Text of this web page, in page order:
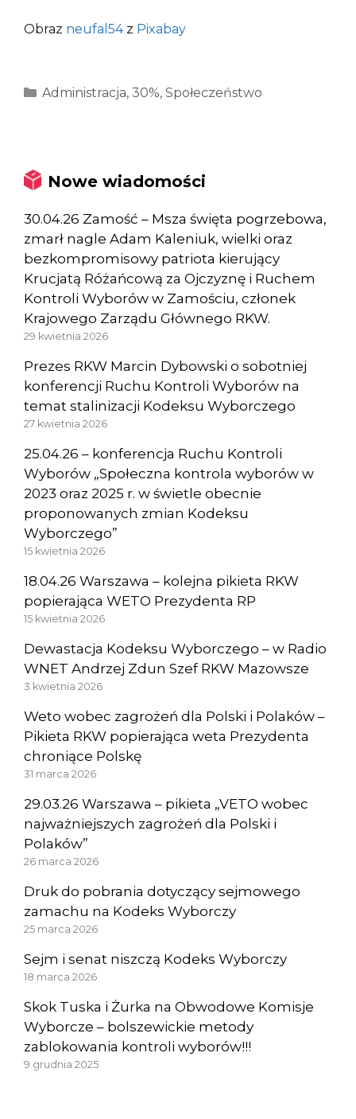
Obraz neufal54z Pixabay
Kategorie
Administracja, 30%, Społeczeństwo
Nowe wiadomości
30.04.26 Zamość – Msza święta pogrzebowa,
zmarł nagle Adam Kaleniuk, wielki oraz
bezkompromisowy patriota kierujący
Krucjatą Różańcową za Ojczyznę i Ruchem
Kontroli Wyborów w Zamościu, członek
Krajowego Zarządu Głównego RKW.
29 kwietnia 2026
Prezes RKW Marcin Dybowski o sobotniej
konferencji Ruchu Kontroli Wyborów na
temat stalinizacji Kodeksu Wyborczego
27 kwietnia 2026
25.04.26 – konferencja Ruchu Kontroli
Wyborów „Społeczna kontrola wyborów w
2023 oraz 2025 r. w świetle obecnie
proponowanych zmian Kodeksu
Wyborczego”
15 kwietnia 2026
18.04.26 Warszawa – kolejna pikieta RKW
popierająca WETO Prezydenta RP
15 kwietnia 2026
Dewastacja Kodeksu Wyborczego – w Radio
WNET Andrzej Zdun Szef RKW Mazowsze
3 kwietnia 2026
Weto wobec zagrożeń dla Polski i Polaków –
Pikieta RKW popierająca weta Prezydenta
chroniące Polskę
31 marca 2026
29.03.26 Warszawa – pikieta „VETO wobec
najważniejszych zagrożeń dla Polski i
Polaków”
26 marca 2026
Druk do pobrania dotyczący sejmowego
zamachu na Kodeks Wyborczy
25 marca 2026
Sejm i senat niszczą Kodeks Wyborczy
18 marca 2026
Skok Tuska i Żurka na Obwodowe Komisje
Wyborcze – bolszewickie metody
zablokowania kontroli wyborów!!!
9 grudnia 2025